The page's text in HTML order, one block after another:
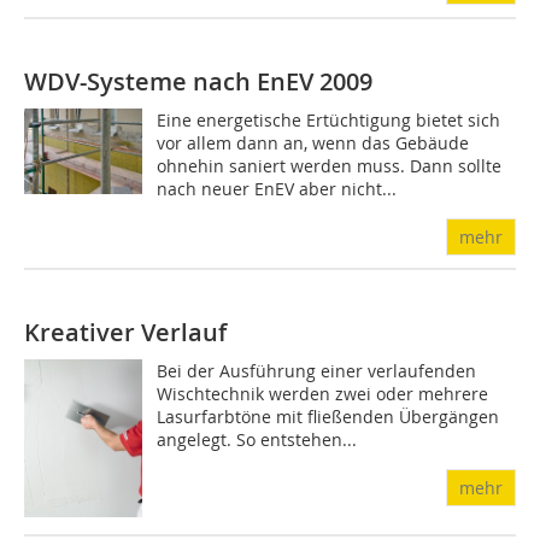
WDV-Systeme nach EnEV 2009
Eine energetische Ertüchtigung bietet sich
vor allem dann an, wenn das Gebäude
ohnehin saniert werden muss. Dann sollte
nach neuer EnEV aber nicht...
mehr
Kreativer Verlauf
Bei der Ausführung einer verlaufenden
Wischtechnik werden zwei oder mehrere
Lasurfarbtöne mit fließenden Übergängen
angelegt. So entstehen...
mehr